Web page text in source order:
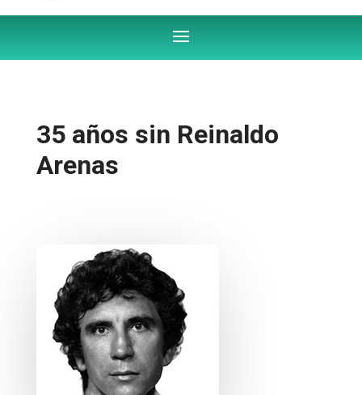
35 años sin Reinaldo
Arenas